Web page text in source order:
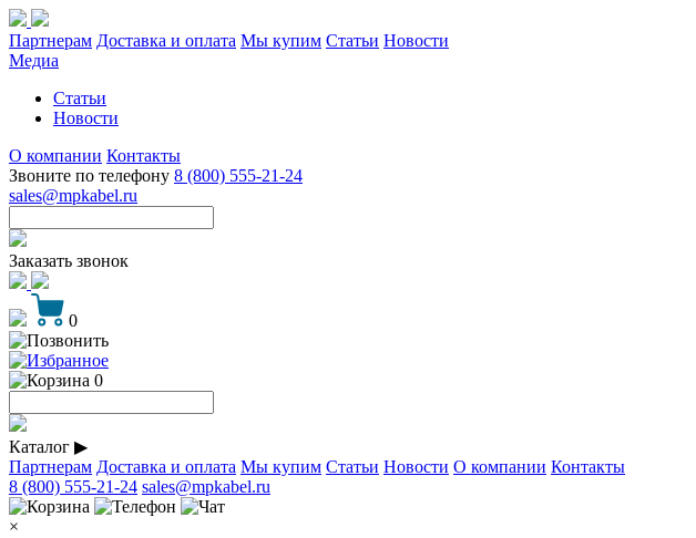
Партнерам Доставка и оплата Мы купим Статьи Новости
Медиа
Статьи
Новости
О компании Контакты
Звоните по телефону 8 (800) 555-21-24
sales@mpkabel.ru
Заказать звонок
0
0
Каталог ▶
Партнерам Доставка и оплата Мы купим Статьи Новости О компании Контакты
8 (800) 555-21-24 sales@mpkabel.ru
×